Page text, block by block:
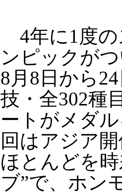
4年に1度の
ンピックが
8月8日から
技・全302種
ートがメダ
回はアジア
ほとんどを
ブ”で、ホン